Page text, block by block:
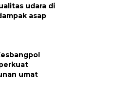
udara di
asap
umat